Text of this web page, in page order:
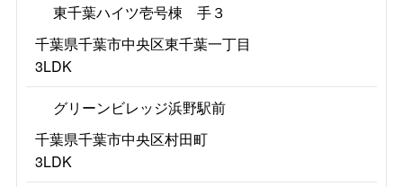
東千葉ハイツ壱号棟 手３
千葉県千葉市中央区東千葉一丁目
3LDK
グリーンビレッジ浜野駅前
千葉県千葉市中央区村田町
3LDK